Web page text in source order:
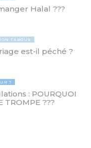
Halal ???
TABOUE
est-il péché ?
?
: POURQUOI
TROMPE ???